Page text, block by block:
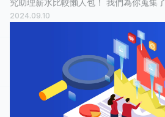
究助理薪水比較懶人包！ 我們為你蒐集了過去半年來臺北市研究助
理的薪水情報，有 32 人分享他們最真實
2024.09.10